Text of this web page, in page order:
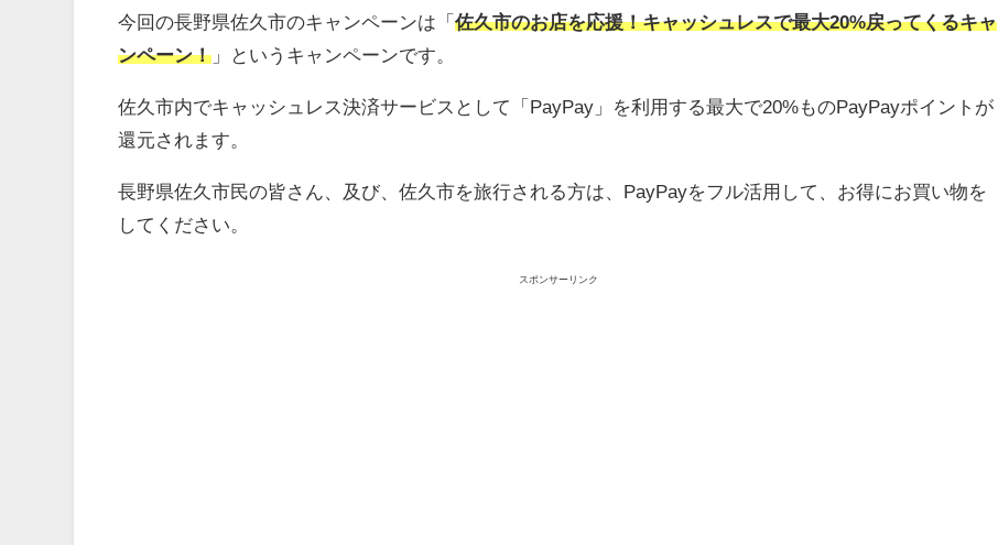
今回の長野県佐久市のキャンペーンは「佐久市のお店を応援！キャッシュレスで最大20%戻ってくるキャ
ンペーン！ 」というキャンペーンです。
佐久市内でキャッシュレス決済サービスとして「PayPay」を利用する最大で20%ものPayPayポイントが
還元されます。
長野県佐久市民の皆さん、及び、佐久市を旅行される方は、PayPayをフル活用して、お得にお買い物を
してください。
スポンサーリンク